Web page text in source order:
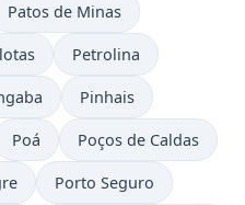
Patos de Minas
Petrolina
Pinhais
Poá Poços de Caldas
Porto Seguro